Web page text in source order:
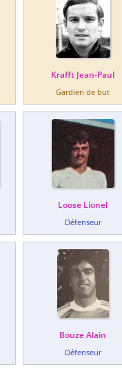
Krafft Jean-Paul
Gardien de but
Loose Lionel
Défenseur
Bouze Alain
Défenseur